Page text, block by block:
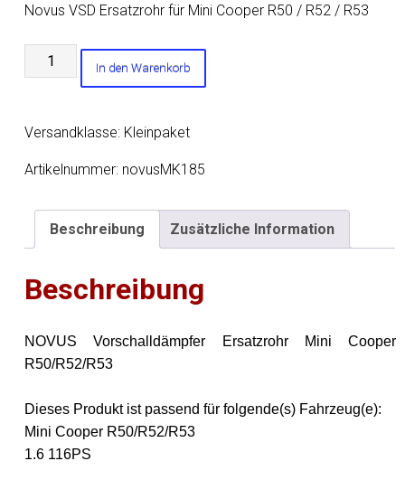
Novus VSD Ersatzrohr für Mini Cooper R50 / R52 / R53
Novus
VSD
für
Cooper
R53
Menge
In den Warenkorb
Versandklasse: Kleinpaket
Artikelnummer: novusMK185
Beschreibung Zusätzliche Information
Beschreibung
NOVUS Vorschalldämpfer Ersatzrohr Mini Cooper
R50/R52/R53
Dieses Produkt ist passend für folgende(s) Fahrzeug(e):
Mini Cooper R50/R52/R53
1.6 116PS